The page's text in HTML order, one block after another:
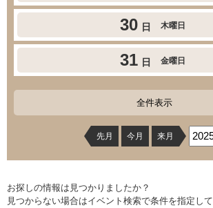
30 日 木曜日
31 日 金曜日
全件表示
先月 今月 来月
お探しの情報は見つかりましたか？
見つからない場合はイベント検索で条件を指定して